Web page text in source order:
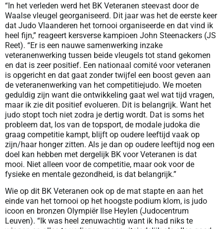
“In het verleden werd het BK Veteranen steevast door de
Waalse vleugel georganiseerd. Dit jaar was het de eerste keer
dat Judo Vlaanderen het tornooi organiseerde en dat vind ik
heel fijn,” reageert kersverse kampioen John Steenackers (JS
Reet). “Er is een nauwe samenwerking inzake
veteranenwerking tussen beide vleugels tot stand gekomen
en dat is zeer positief. Een nationaal comité voor veteranen
is opgericht en dat gaat zonder twijfel een boost geven aan
de veteranenwerking van het competitiejudo. We moeten
geduldig zijn want die ontwikkeling gaat wel wat tijd vragen,
maar ik zie dit positief evolueren. Dit is belangrijk. Want het
judo stopt toch niet zodra je dertig wordt. Dat is soms het
probleem dat, los van de topsport, de modale judoka die
graag competitie kampt, blijft op oudere leeftijd vaak op
zijn/haar honger zitten. Als je dan op oudere leeftijd nog een
doel kan hebben met dergelijk BK voor Veteranen is dat
mooi. Niet alleen voor de competitie, maar ook voor de
fysieke en mentale gezondheid, is dat belangrijk.”
Wie op dit BK Veteranen ook op de mat stapte en aan het
einde van het tornooi op het hoogste podium klom, is judo
icoon en bronzen Olympiër Ilse Heylen (Judocentrum
Leuven). “Ik was heel zenuwachtig want ik had niks te